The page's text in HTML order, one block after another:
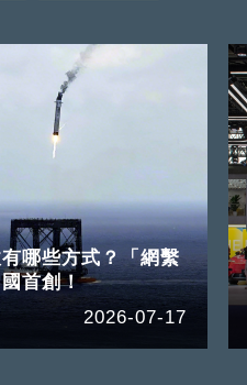
哪些方式？「網繫
首創！
2026-07-17